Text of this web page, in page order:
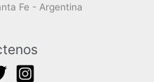
Fe - Argentina